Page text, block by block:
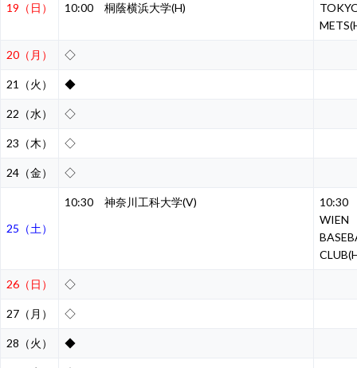
19（日） 10:00 桐蔭横浜大学(H)
20（月） ◇
21（火） ◆
22（水） ◇
23（木） ◇
24（金） ◇
25（土）
10:30 神奈川工科大学(V)
WIEN
26（日） ◇
27（月） ◇
28（火） ◆